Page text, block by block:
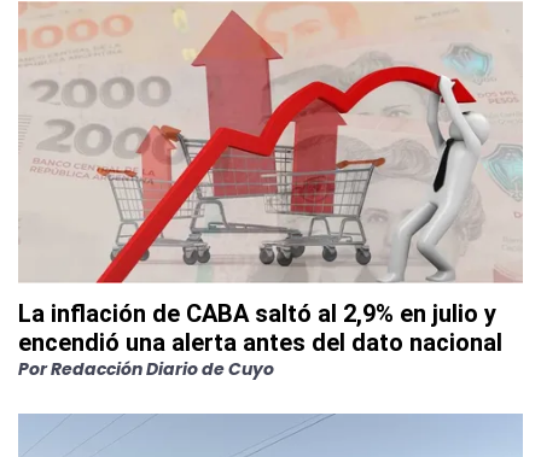
La inflación de CABA saltó al 2,9% en julio y
encendió una alerta antes del dato nacional
PorRedacción Diario de Cuyo